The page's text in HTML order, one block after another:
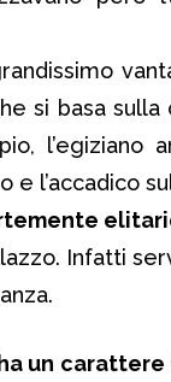
si basa sulla
l’egiziano
e l’accadico
Infatti
ha un